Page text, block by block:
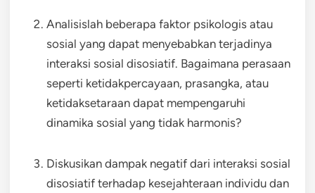
Analisislah beberapa faktor psikologis atau
sosial yang dapat menyebabkan terjadinya
interaksi sosial disosiatif. Bagaimana perasaan
seperti ketidakpercayaan, prasangka, atau
ketidaksetaraan dapat mempengaruhi
dinamika sosial yang tidak harmonis?
Diskusikan dampak negatif dari interaksi sosial
disosiatif terhadap kesejahteraan individu dan